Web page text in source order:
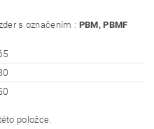
s označením : PBM, PBMF
položce.